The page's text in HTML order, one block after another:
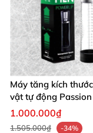
Máy tăng kích
vật tự động
sạc tiện lợi
1.000.000₫
1.505.000₫
-34%